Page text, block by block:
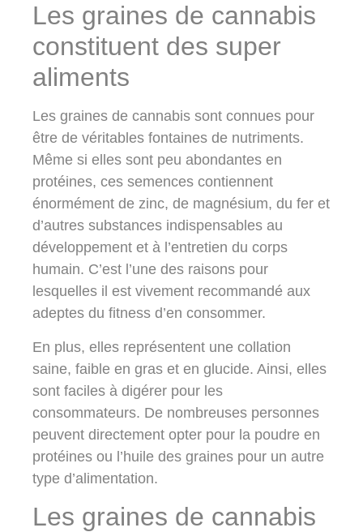
Les graines de cannabis
constituent des super
aliments
Les graines de cannabis sont connues pour
être de véritables fontaines de nutriments.
Même si elles sont peu abondantes en
protéines, ces semences contiennent
énormément de zinc, de magnésium, du fer et
d’autres substances indispensables au
développement et à l’entretien du corps
humain. C’est l’une des raisons pour
lesquelles il est vivement recommandé aux
adeptes du fitness d’en consommer.
En plus, elles représentent une collation
saine, faible en gras et en glucide. Ainsi, elles
sont faciles à digérer pour les
consommateurs. De nombreuses personnes
peuvent directement opter pour la poudre en
protéines ou l’huile des graines pour un autre
type d’alimentation.
Les graines de cannabis